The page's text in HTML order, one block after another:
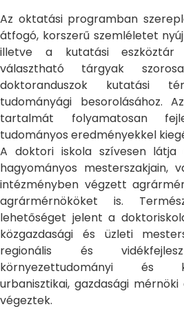
Az oktatási programban
átfogó, korszerű szemléletet
illetve a kutatási eszköztár
választható tárgyak
doktoranduszok kutatási
tudományági besorolásához.
tartalmát folyamatosan
tudományos eredményekkel
A doktori iskola szívesen látja
hagyományos mesterszakjain,
intézményben végzett
agrármérnököket is.
lehetőséget jelent a
közgazdasági és üzleti
regionális és
környezettudományi és
urbanisztikai, gazdasági
végeztek.